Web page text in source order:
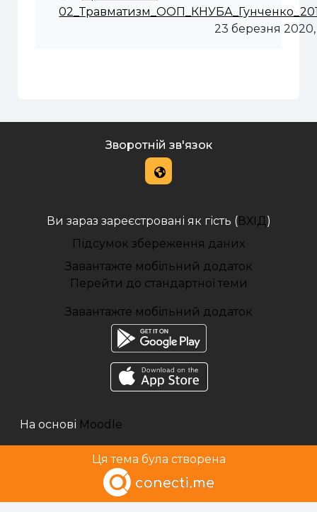
23 березня
Зворотній зв'язок
Ви зараз зареєстровані як гість (ВХІД )
Підсумок збереження даних
Завантажте мобільний додаток
Перейти до стандартної теми
Завантажте мобільний додаток
На основі Moodle
Ця тема була створена